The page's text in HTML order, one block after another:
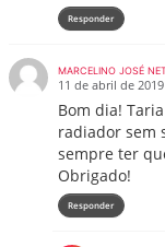
Responder
MARCELINO JOSÉ
11 de abril de 2019
Bom dia!
radiador sem
sempre ter
Obrigado!
Responder